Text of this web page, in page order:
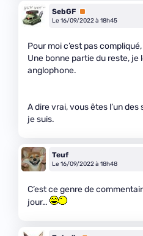
SebGF Premium
Le 16/09/2022 à 18h45
Pour moi c’est pas compliqué,
Une bonne partie du reste, je
anglophone.
A dire vrai, vous êtes l’un
je suis.
Teuf
Le 16/09/2022 à 18h48
C’est ce genre de
jour…